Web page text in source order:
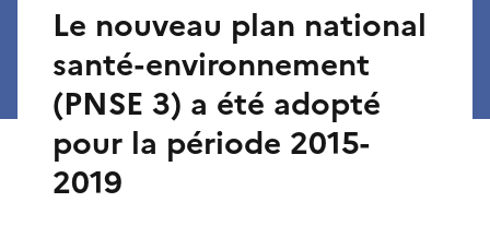
Le nouveau plan national
santé-environnement
(PNSE 3) a été adopté
pour la période 2015-
2019